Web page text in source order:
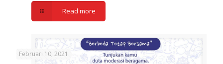
Read more
Februari 10, 2021